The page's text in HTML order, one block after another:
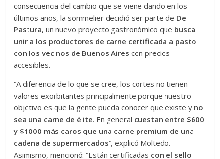
consecuencia del cambio que se viene dando en los
últimos años, la sommelier decidió ser parte de De
Pastura, un nuevo proyecto gastronómico que busca
unir a los productores de carne certificada a pasto
con los vecinos de Buenos Aires con precios
accesibles.
“A diferencia de lo que se cree, los cortes no tienen
valores exorbitantes principalmente porque nuestro
objetivo es que la gente pueda conocer que existe y no
sea una carne de élite. En general cuestan entre $600
y $1000 más caros que una carne premium de una
cadena de supermercados”, explicó Moltedo.
Asimismo, mencionó: “Están certificadas con el sello